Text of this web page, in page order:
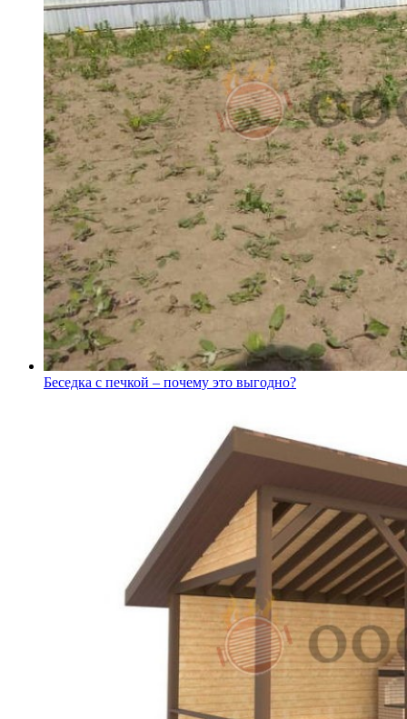
Беседка с печкой – почему это выгодно?